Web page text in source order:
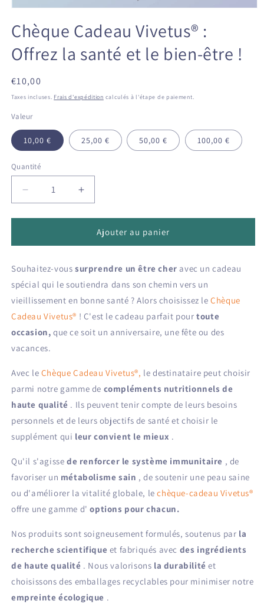
Chèque Cadeau Vivetus® :
Offrez la santé et le bien-être !
Prix
habituel
€10,00
Taxes incluses. Frais d'expédition calculés à l'étape de paiement.
Valeur
10,00 € 25,00 € 50,00 € 100,00 €
Quantité
Quantité
Réduire
la
quantité
Chèque
Vivetus®
:
la
santé
et
être
Augmenter
la
quantité
Chèque
Vivetus®
:
la
santé
et
être
Ajouter au panier
Souhaitez-vous surprendre un être cher avec un cadeau
spécial qui le soutiendra dans son chemin vers un
vieillissement en bonne santé ? Alors choisissez leChèque
Cadeau Vivetus® ! C'est le cadeau parfait pourtoute
occasion, que ce soit un anniversaire, une fête ou des
vacances.
Avec le Chèque Cadeau Vivetus®, le destinataire peut choisir
parmi notre gamme de compléments nutritionnels de
haute qualité . Ils peuvent tenir compte de leurs besoins
personnels et de leurs objectifs de santé et choisir le
supplément qui leur convient le mieux .
Qu'il s'agisse de renforcer le système immunitaire , de
favoriser un métabolisme sain , de soutenir une peau saine
ou d'améliorer la vitalité globale, lechèque-cadeau Vivetus®
offre une gamme d'options pour chacun.
Nos produits sont soigneusement formulés, soutenus par la
recherche scientifique et fabriqués avec des ingrédients
de haute qualité . Nous valorisons la durabilité et
choisissons des emballages recyclables pour minimiser notre
empreinte écologique .